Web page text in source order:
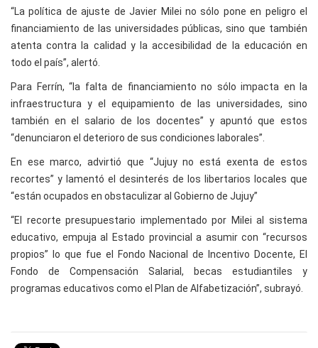
“La política de ajuste de Javier Milei no sólo pone en peligro el
financiamiento de las universidades públicas, sino que también
atenta contra la calidad y la accesibilidad de la educación en
todo el país”, alertó.
Para Ferrín, “la falta de financiamiento no sólo impacta en la
infraestructura y el equipamiento de las universidades, sino
también en el salario de los docentes” y apuntó que estos
“denunciaron el deterioro de sus condiciones laborales”.
En ese marco, advirtió que “Jujuy no está exenta de estos
recortes” y lamentó el desinterés de los libertarios locales que
“están ocupados en obstaculizar al Gobierno de Jujuy”
“El recorte presupuestario implementado por Milei al sistema
educativo, empuja al Estado provincial a asumir con “recursos
propios” lo que fue el Fondo Nacional de Incentivo Docente, El
Fondo de Compensación Salarial, becas estudiantiles y
programas educativos como el Plan de Alfabetización”, subrayó.